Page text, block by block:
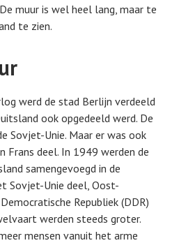
muur is wel heel lang, maar te
te zien.
werd de stad Berlijn verdeeld
ook opgedeeld werd. De
Sovjet-Unie. Maar er was ook
Frans deel. In 1949 werden de
samengevoegd in de
Sovjet-Unie deel, Oost-
Republiek (DDR)
werden steeds groter.
mensen vanuit het arme